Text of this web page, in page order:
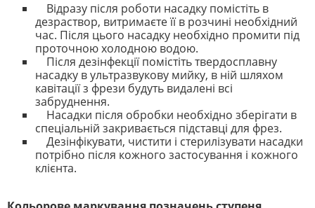
Відразу після роботи насадку помістіть в
дезраствор, витримаєте її в розчині необхідний
час. Після цього насадку необхідно промити під
проточною холодною водою.
Після дезінфекції помістіть твердосплавну
насадку в ультразвукову мийку, в ній шляхом
кавітації з фрези будуть видалені всі
забруднення.
Насадки після обробки необхідно зберігати в
спеціальній закривається підставці для фрез.
Дезінфікувати, чистити і стерилізувати насадки
потрібно після кожного застосування і кожного
клієнта.